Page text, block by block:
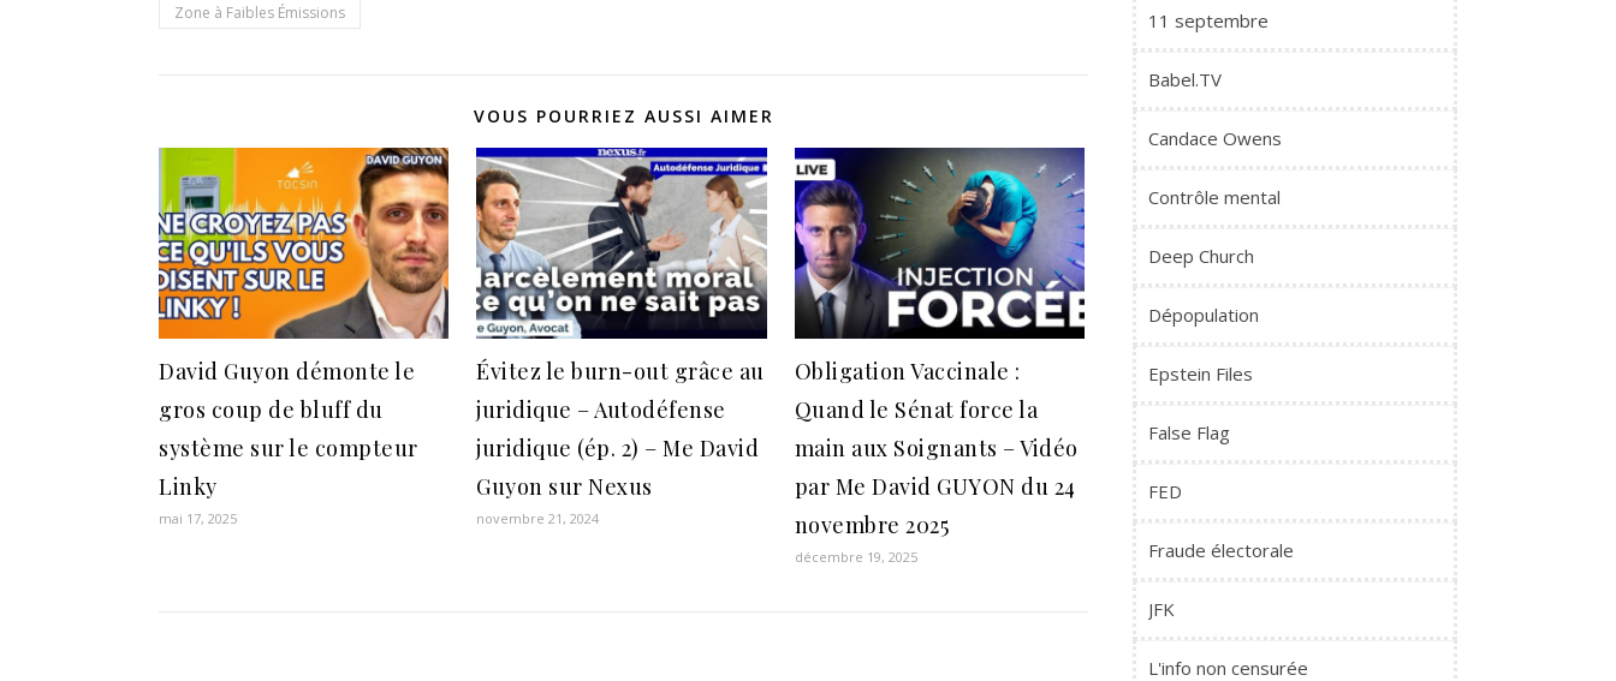
Zone à Faibles Émissions
VOUS POURRIEZ AUSSI AIMER
David Guyon démonte le
gros coup de bluff du
système sur le compteur
Linky
mai 17, 2025
Évitez le burn-out grâce au
juridique – Autodéfense
juridique (ép. 2) – Me David
Guyon sur Nexus
novembre 21, 2024
Obligation Vaccinale :
Quand le Sénat force la
main aux Soignants – Vidéo
par Me David GUYON du 24
novembre 2025
décembre 19, 2025
11 septembre
Babel.TV
Candace Owens
Contrôle mental
Deep Church
Dépopulation
Epstein Files
False Flag
FED
Fraude électorale
JFK
L'info non censurée